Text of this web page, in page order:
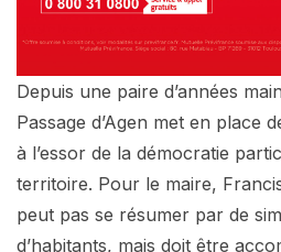
Depuis une paire d’années
Passage d’Agen met en place
à l’essor de la démocratie
territoire. Pour le maire,
peut pas se résumer par de
d’habitants, mais doit être